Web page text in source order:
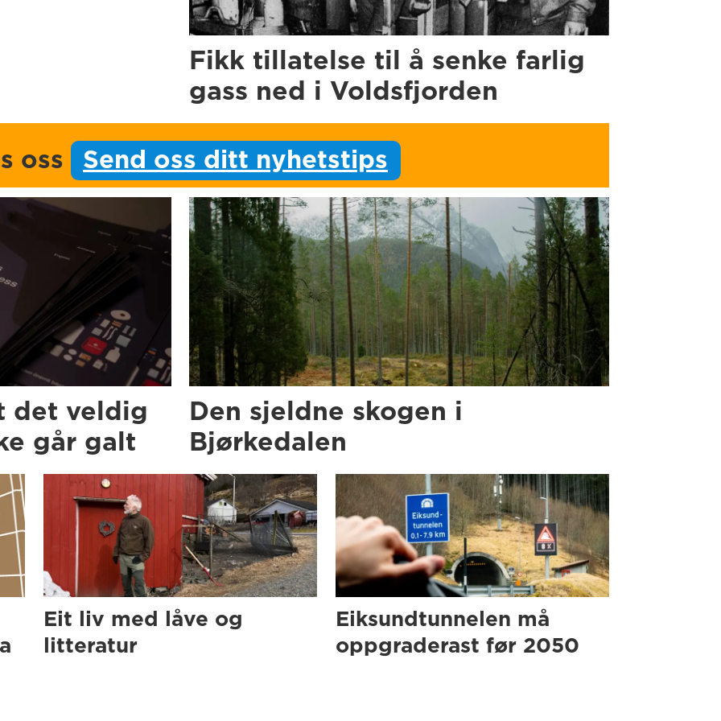
Fikk tillatelse til å senke farlig
gass ned i Voldsfjorden
oss Send oss ditt nyhetstips
det veldig
går galt
Den sjeldne skogen i
Bjørkedalen
Eit liv med låve og
litteratur
Eiksundtunnelen må
oppgraderast før 2050